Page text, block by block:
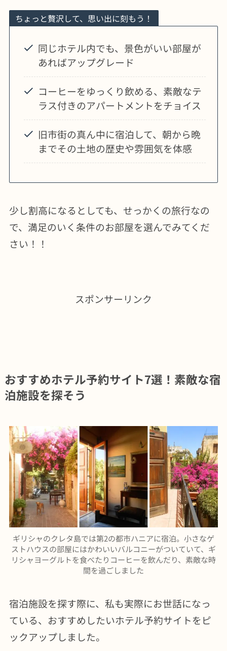
ちょっと贅沢して、思い出に刻もう！
同じホテル内でも、景色がいい部屋が
あればアップグレード
コーヒーをゆっくり飲める、素敵なテ
ラス付きのアパートメントをチョイス
旧市街の真ん中に宿泊して、朝から晩
までその土地の歴史や雰囲気を体感
少し割高になるとしても、せっかくの旅行なの
で、満足のいく条件のお部屋を選んでみてくだ
さい！！
スポンサーリンク
おすすめホテル予約サイト7選！素敵な宿
泊施設を探そう
ギリシャのクレタ島では第2の都市ハニアに宿泊。小さなゲ
ストハウスの部屋にはかわいいバルコニーがついていて、ギ
リシャヨーグルトを食べたりコーヒーを飲んだり、素敵な時
間を過ごしました
宿泊施設を探す際に、私も実際にお世話になっ
ている、おすすめしたいホテル予約サイトをピ
ックアップしました。